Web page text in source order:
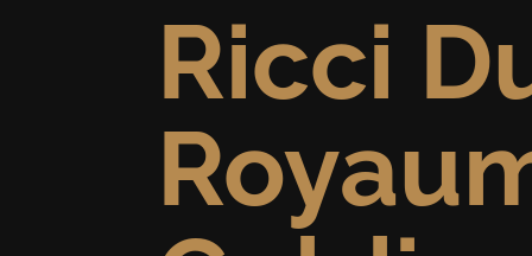
Ricci